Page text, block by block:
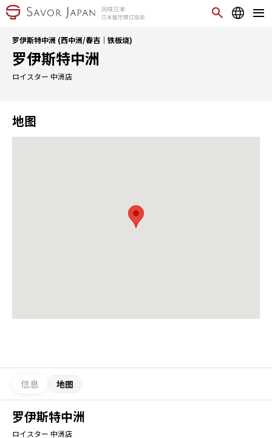
罗伊斯特中洲 (西中洲/春吉｜铁板烧)
罗伊斯特中洲
ロイスター 中洲店
地图
信息 地图
罗伊斯特中洲
ロイスター 中洲店